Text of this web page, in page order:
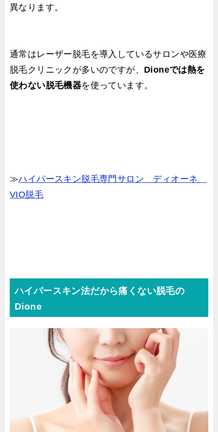
異なります。
通常はレーザー脱毛を導入しているサロンや医療
脱毛クリニックが多いのですが、 Dioneでは熱を
使わない脱毛機器を使っています。
≫ハイパースキン脱毛専門サロン ディオーネ
VIO脱毛
ハイパースキン法だから痛くない脱毛の
Dione